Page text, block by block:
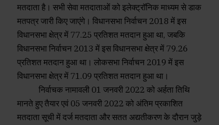
मतदाता है। सभी सेवा मतदाताओं को इलेक्ट्रॉनिक माध्यम से डाक
मतपत्र जारी किए जाएंगे। विधानसभा निर्वाचन 2018 में इस
विधानसभा क्षेत्र में 77.25 प्रतिशत मतदान हुआ था, जबकि
विधानसभा निर्वाचन 2013 में इस विधानसभा क्षेत्र में 79.26
प्रतिशत मतदान हुआ था। लोकसभा निर्वाचन 2019 में इस
विधानसभा क्षेत्र में 71.09 प्रतिशत मतदान हुआ था।
निर्वाचक नामावली 01 जनवरी 2022 को अर्हता तिथि
मानते हुए तैयार एवं 05 जनवरी 2022 को अंतिम प्रकाशित
मतदाता सूची में दर्ज मतदाता और सतत अद्यतीकरण के दौरान जुड़े